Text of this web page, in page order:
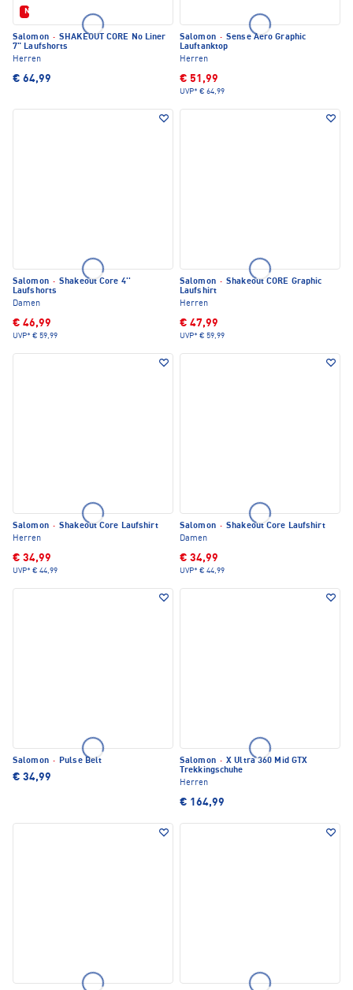
Neu
Salomon · SHAKEOUT CORE No Liner
7" Laufshorts
Herren
€ 64,99
Salomon · Sense Aero Graphic
Lauftanktop
Herren
€ 51,99
UVP* € 64,99
Salomon · Shakeout Core 4''
Laufshorts
Damen
€ 46,99
UVP* € 59,99
Salomon · Shakeout CORE Graphic
Laufshirt
Herren
€ 47,99
UVP* € 59,99
Salomon · Shakeout Core Laufshirt
Herren
€ 34,99
UVP* € 44,99
Salomon · Shakeout Core Laufshirt
Damen
€ 34,99
UVP* € 44,99
Salomon · Pulse Belt
€ 34,99
Salomon · X Ultra 360 Mid GTX
Trekkingschuhe
Herren
€ 164,99